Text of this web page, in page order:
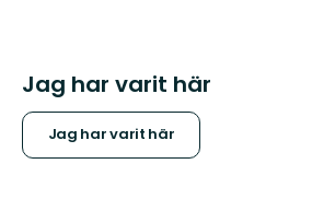
Jag har varit här
Jag har varit här